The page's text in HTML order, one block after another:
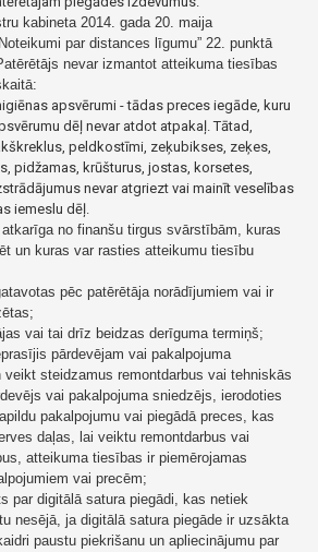
kabineta 2014. gada 20. maija
par distances līgumu” 22. punktā
nevar izmantot atteikuma tiesības
apsvērumi - tādas preces iegāde, kuru
dēļ nevar atdot atpakaļ. Tātad,
peldkostīmi, zeķubikses, zeķes,
pidžamas, krūšturus, jostas, korsetes,
nevar atgriezt vai mainīt veselības
iemeslu dēļ.
no finanšu tirgus svārstībām, kuras
un kuras var rasties atteikumu tiesību
pēc patērētāja norādījumiem vai ir
vai tai drīz beidzas derīguma termiņš;
pārdevējam vai pakalpojuma
steidzamus remontdarbus vai tehniskās
vai pakalpojuma sniedzējs, ierodoties
pakalpojumu vai piegādā preces, kas
daļas, lai veiktu remontdarbus vai
atteikuma tiesības ir piemērojamas
vai precēm;
par digitālā satura piegādi, kas netiek
nesējā, ja digitālā satura piegāde ir uzsākta
paustu piekrišanu un apliecinājumu par